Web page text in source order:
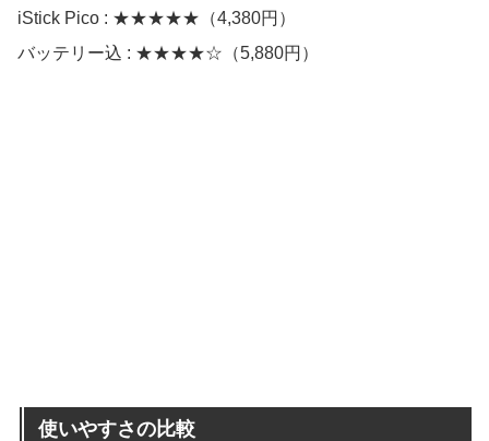
iStick Pico : ★★★★★（4,380円）
バッテリー込 : ★★★★☆（5,880円）
使いやすさの比較